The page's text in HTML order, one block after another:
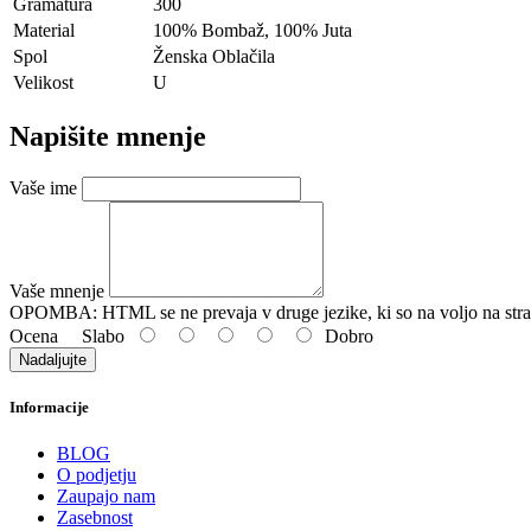
Gramatura
300
Material
100% Bombaž, 100% Juta
Spol
Ženska Oblačila
Velikost
U
Napišite mnenje
Vaše ime
Vaše mnenje
OPOMBA: HTML se ne prevaja v druge jezike, ki so na voljo na
Ocena Slabo Dobro
Nadaljujte
Informacije
BLOG
O podjetju
Zaupajo nam
Zasebnost